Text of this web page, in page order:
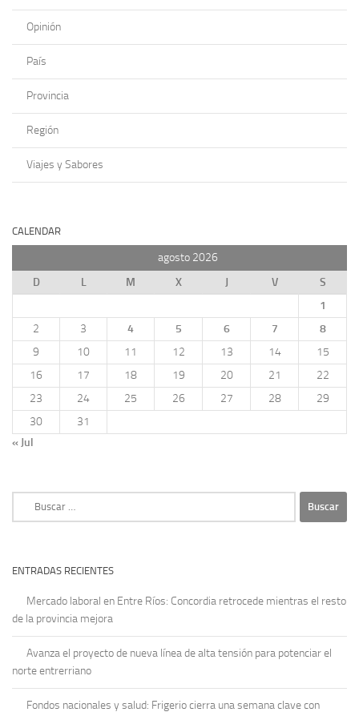
Opinión
País
Provincia
Región
Viajes y Sabores
CALENDAR
agosto 2026
D
L M X J V
S
1
2
3 4 5 6 7
8
9
10 11 12 13 14
15
16
17 18 19 20 21
22
23
24 25 26 27 28
29
30
31
« Jul
ENTRADAS RECIENTES
Mercado laboral en Entre Ríos: Concordia retrocede mientras el resto
de la provincia mejora
Avanza el proyecto de nueva línea de alta tensión para potenciar el
norte entrerriano
Fondos nacionales y salud: Frigerio cierra una semana clave con